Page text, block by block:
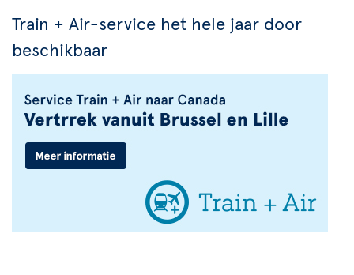
Train + Air-service het hele jaar door
beschikbaar